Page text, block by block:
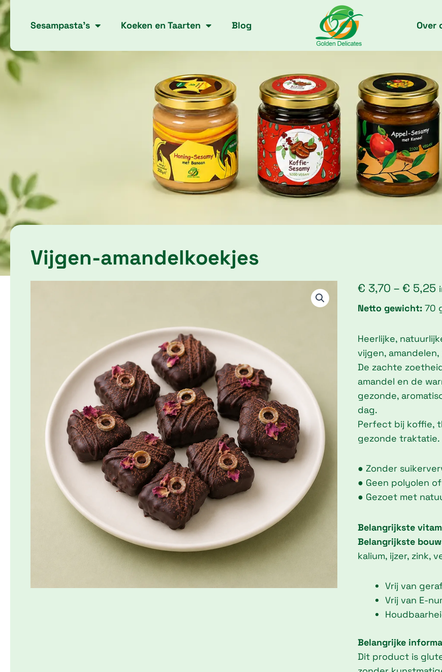
Skip
to
content
Sesampasta’s Koeken en Taarten Blog Over
Vijgen-amandelkoekjes
€ 3,70 – € 5,25
Netto gewicht: 70
Heerlijke,
vijgen,
De zachte
amandel en de
gezonde,
dag.
Perfect bij koffie,
gezonde traktatie.
● Zonder
● Geen polyolen
● Gezoet met
Belangrijkste
Belangrijkste
kalium, ijzer, zink,
Vrij van
Vrij van E-
Belangrijke
Dit product is